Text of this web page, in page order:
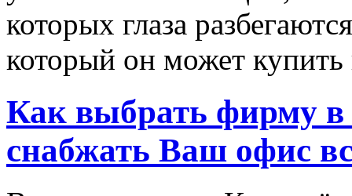
которых глаза
который он может купить
Как выбрать фирму в
снабжать Ваш офис